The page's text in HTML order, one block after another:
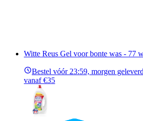
Witte Reus Gel voor bonte was - 77
Bestel vóór 23:59, morgen geleverd
vanaf €35